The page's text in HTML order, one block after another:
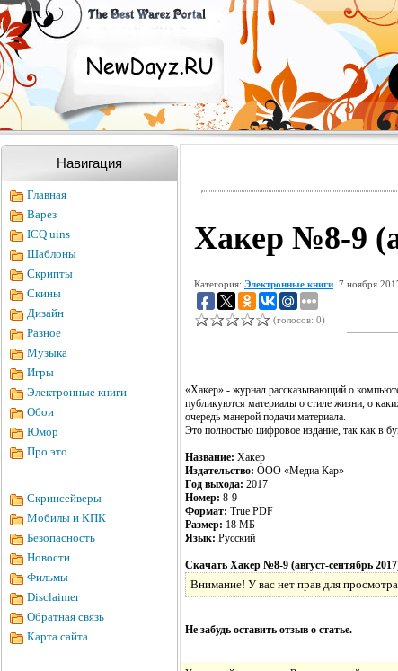
Навигация
Главная
Варез
ICQ uins
Шаблоны
Скрипты
Скины
Дизайн
Разное
Музыка
Игры
Электронные книги
Обои
Юмор
Про это
Скринсейверы
Мобилы и КПК
Безопасность
Новости
Фильмы
Disclaimer
Обратная связь
Карта сайта
Хакер №8-9
Категория: Электронные книги 7 ноября
(голосов: 0)
«Хакер» - журнал рассказывающий о
публикуются материалы о стиле жизни, о
очередь манерой подачи материала.
Это полностью цифровое издание, так как в
Название: Хакер
Издательство: ООО «Медиа Кар»
Год выхода: 2017
Номер: 8-9
Формат: True PDF
Размер: 18 МБ
Язык: Русский
Скачать Хакер №8-9 (август-сентябрь
Внимание! У вас нет прав для
Не забудь оставить отзыв о статье.